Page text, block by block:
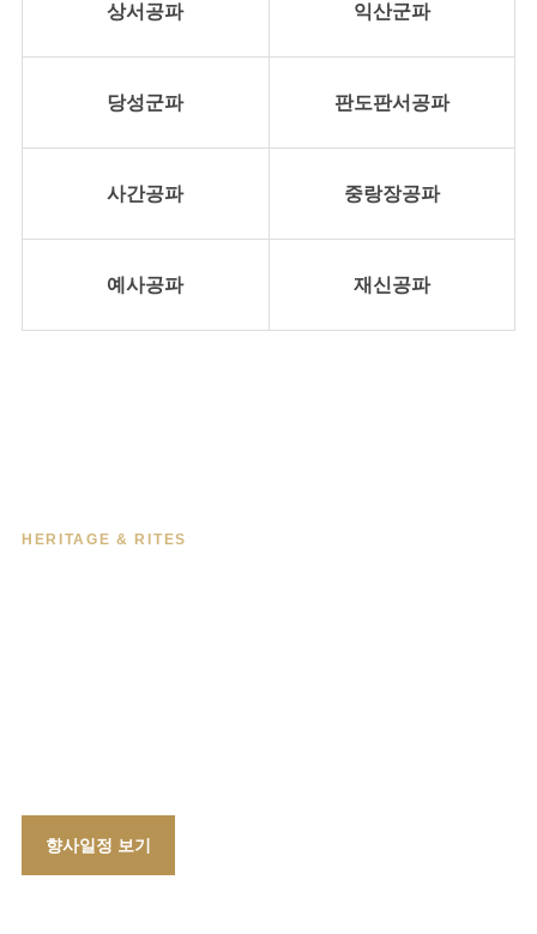
상서공파 익산군파
당성군파 판도판서공파
사간공파 중랑장공파
예사공파 재신공파
HERITAGE & RITES
향사일정 보기